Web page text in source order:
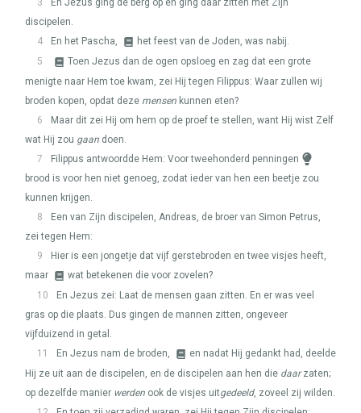
3
En Jezus ging de berg op en ging daar zitten met Zijn
discipelen.
4
En het Pascha,
het feest van de Joden, was nabij.
5
Toen Jezus dan de ogen opsloeg en zag dat een grote
menigte naar Hem toe kwam, zei Hij tegen Filippus: Waar zullen wij
broden kopen, opdat deze mensen kunnen eten?
6
Maar dit zei Hij om hem op de proef te stellen, want Hij wist Zelf
wat Hij zou gaan doen.
7
Filippus antwoordde Hem: Voor tweehonderd penningen
brood is voor hen niet genoeg, zodat ieder van hen een beetje zou
kunnen krijgen.
8
Een van Zijn discipelen, Andreas, de broer van Simon Petrus,
zei tegen Hem:
9
Hier is een jongetje dat vijf gerstebroden en twee visjes heeft,
maar
wat betekenen die voor zovelen?
10
En Jezus zei: Laat de mensen gaan zitten. En er was veel
gras op die plaats. Dus gingen de mannen zitten, ongeveer
vijfduizend in getal.
11
En Jezus nam de broden,
en nadat Hij gedankt had, deelde
Hij ze uit aan de discipelen, en de discipelen aan hen die daarzaten;
op dezelfde manier werden ook de visjes uitgedeeld, zoveel zij wilden.